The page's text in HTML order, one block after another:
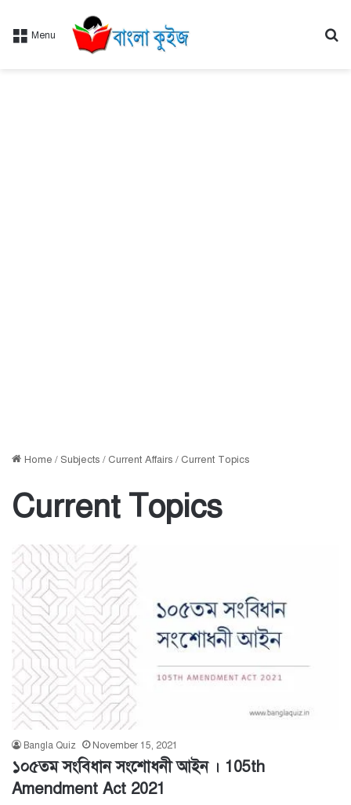
Menu
Home / Subjects / Current Affairs / Current Topics
Current Topics
Bangla Quiz November 15, 2021
১০৫তম সংবিধান সংশোধনী আইন । 105th
Amendment Act 2021